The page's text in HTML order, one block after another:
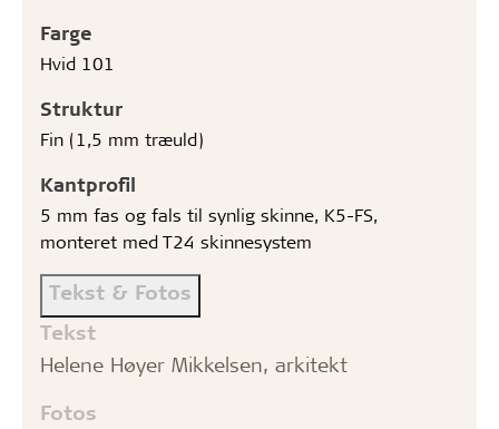
Farge
Hvid 101
Struktur
Fin (1,5 mm træuld)
Kantprofil
5 mm fas og fals til synlig skinne, K5-FS,
monteret med T24 skinnesystem
Tekst & Fotos
Tekst
Helene Høyer Mikkelsen, arkitekt
Fotos